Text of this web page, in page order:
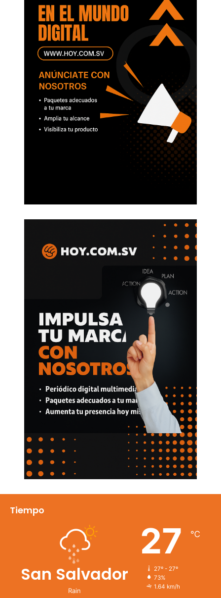
Tiempo
San Salvador
Rain
27 ℃
27º - 27º
73%
1.64 km/h